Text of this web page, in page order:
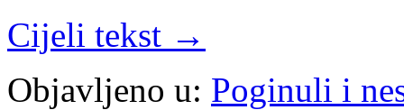
Cijeli tekst →
Objavljeno u: Poginuli i